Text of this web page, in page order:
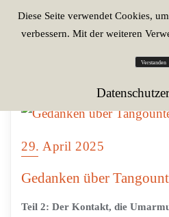
29. April 2025
Gedanken über
Teil 2: Der Kontakt, die
Diese Seite verwendet Cookies,
verbessern. Mit der weiteren
Verstanden